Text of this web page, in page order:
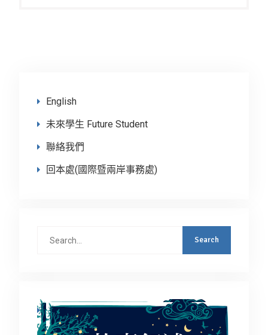
English
未來學生 Future Student
聯絡我們
回本處(國際暨兩岸事務處)